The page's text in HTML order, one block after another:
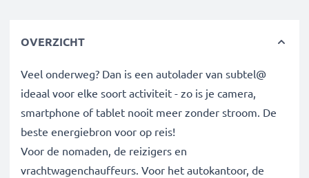
OVERZICHT
Veel onderweg? Dan is een autolader van subtel@
ideaal voor elke soort activiteit - zo is je camera,
smartphone of tablet nooit meer zonder stroom. De
beste energiebron voor op reis!
Voor de nomaden, de reizigers en
vrachtwagenchauffeurs. Voor het autokantoor, de